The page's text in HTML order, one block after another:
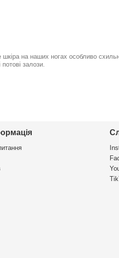
на наших ногах особливо
залози.